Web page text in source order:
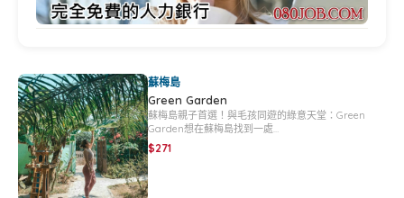
蘇梅島
Green Garden
蘇梅島親子首選！與毛孩同遊的綠意天堂：Green
Garden想在蘇梅島找到一處…
$271